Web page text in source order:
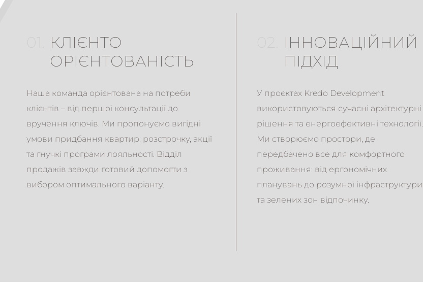
КЛІЄНТО
ОРІЄНТОВАНІСТЬ
Наша команда орієнтована на потреби
клієнтів – від першої консультації до
вручення ключів. Ми пропонуємо вигідні
умови придбання квартир: розстрочку, акції
та гнучкі програми лояльності. Відділ
продажів завжди готовий допомогти з
вибором оптимального варіанту.
ІННОВАЦІЙНИЙ
ПІДХІД
У проєктах Kredo Development
використовуються сучасні архітектурні
рішення та енергоефективні технології.
Ми створюємо простори, де
передбачено все для комфортного
проживання: від ергономічних
планувань до розумної інфраструктури
та зелених зон відпочинку.